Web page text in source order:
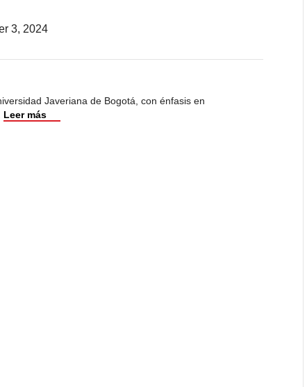
3, 2024
Javeriana de Bogotá, con énfasis en
Leer más